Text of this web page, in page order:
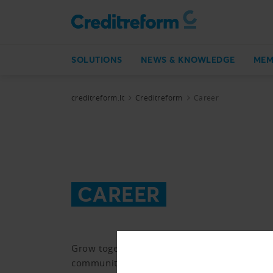
SOLUTIONS NEWS & KNOWLEDGE
creditreform.lt Creditreform Career
CAREER
Grow together with us and become part of
community.